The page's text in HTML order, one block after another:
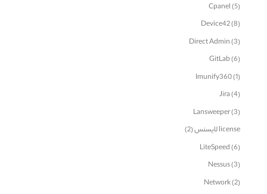
Cpanel(5)
Device42(8)
Direct Admin(3)
GitLab(6)
Imunify360(1)
Jira(4)
Lansweeper(3)
license لایسنس
(2)
LiteSpeed(6)
Nessus(3)
Network(2)